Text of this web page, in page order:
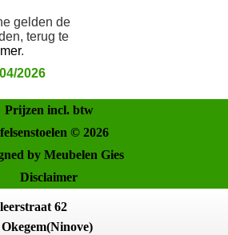
gelden de
terug te
.
2026
Prijzen incl. btw
© 2026
by Meubelen Gies
Disclaimer
62